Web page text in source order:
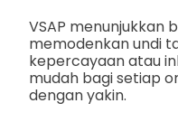
VSAP menunjukkan
memodenkan undi
kepercayaan atau
mudah bagi setiap
dengan yakin.